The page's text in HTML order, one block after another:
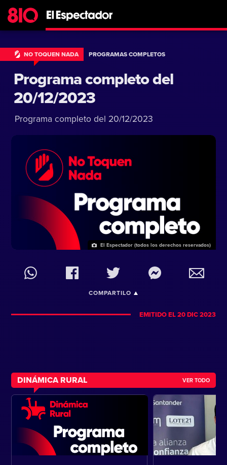
NO TOQUEN NADA PROGRAMAS COMPLETOS
Programa completo del
20/12/2023
Programa completo del 20/12/2023
El Espectador (todos los derechos reservados)
COMPARTILO
EMITIDO EL 20 DIC 2023
DINÁMICA RURAL VER TODO